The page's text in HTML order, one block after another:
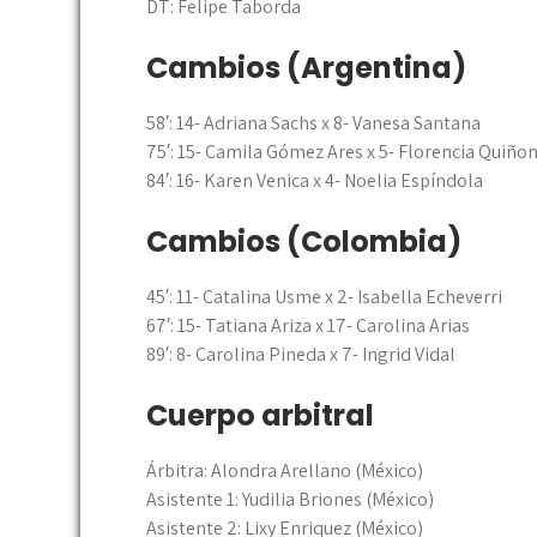
DT: Felipe Taborda
Cambios (Argentina)
58′: 14- Adriana Sachs x 8- Vanesa Santana
75′: 15- Camila Gómez Ares x 5- Florencia
84′: 16- Karen Venica x 4- Noelia Espíndola
Cambios (Colombia)
45′: 11- Catalina Usme x 2- Isabella Echeverri
67′: 15- Tatiana Ariza x 17- Carolina Arias
89′: 8- Carolina Pineda x 7- Ingrid Vidal
Cuerpo arbitral
Árbitra: Alondra Arellano (México)
Asistente 1: Yudilia Briones (México)
Asistente 2: Lixy Enriquez (México)